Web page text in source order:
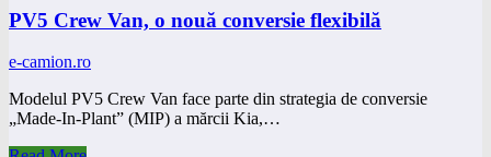
PV5 Crew Van, o nouă conversie flexibilă
e-camion.ro
Modelul PV5 Crew Van face parte din strategia de conversie
„Made-In-Plant” (MIP) a mărcii Kia,…